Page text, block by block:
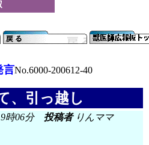
言No.6000-200612-40
、引っ越し
時06分 投稿者りんママ